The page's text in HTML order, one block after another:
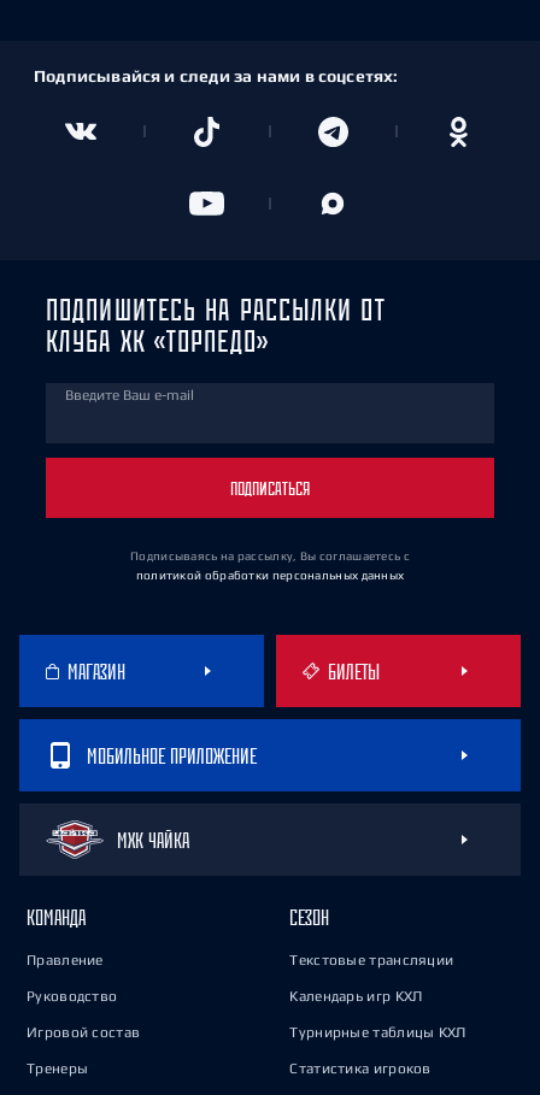
Подписывайся и следи за нами в соцсетях:
ПОДПИШИТЕСЬ НА РАССЫЛКИ ОТ
КЛУБА ХК «ТОРПЕДО»
Введите Ваш e-mail
ПОДПИСАТЬСЯ
Подписываясь на рассылку, Вы соглашаетесь с
политикой обработки персональных данных
МАГАЗИН БИЛЕТЫ
МОБИЛЬНОЕ ПРИЛОЖЕНИЕ
МХК ЧАЙКА
КОМАНДА
Правление
Руководство
Игровой состав
Тренеры
СЕЗОН
Текстовые трансляции
Календарь игр КХЛ
Турнирные таблицы КХЛ
Статистика игроков